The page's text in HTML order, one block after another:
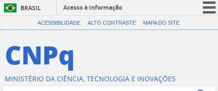
BRASIL
Acesso à informação
CORONAVÍRUS (COVID-19)
Canais
ACESSIBILIDADE ALTO CONTRASTE MAPA DO SITE
CNPq
MINISTÉRIO DA CIÊNCIA, TECNOLOGIA E INOVAÇÕES